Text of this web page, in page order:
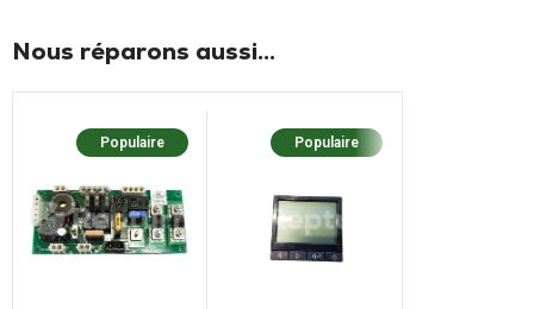
Nous réparons aussi...
Populaire Populaire Populaire